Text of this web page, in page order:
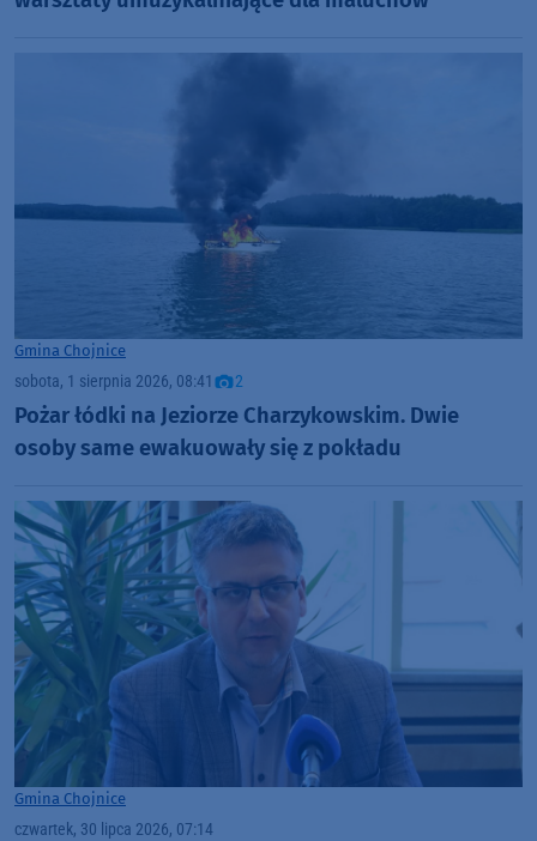
Gmina Chojnice
sobota, 1 sierpnia 2026, 08:41 2
Pożar łódki na Jeziorze Charzykowskim. Dwie
osoby same ewakuowały się z pokładu
Gmina Chojnice
czwartek, 30 lipca 2026, 07:14